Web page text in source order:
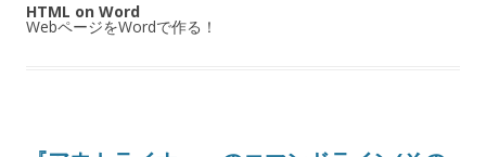
HTML on Word
WebページをWordで作る！